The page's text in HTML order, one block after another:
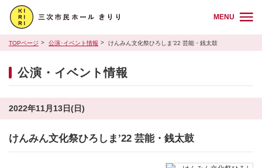
MENU
TOPページ 公演･イベント情報 けんみん文化祭ひろしま’22 芸能・銭太鼓
公演・イベント情報
2022年11月13日(日)
けんみん文化祭ひろしま’22 芸能・銭太鼓